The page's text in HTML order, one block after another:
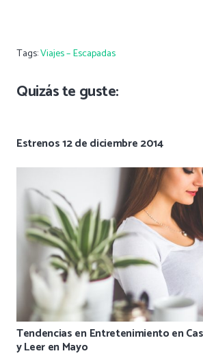
Tags:Viajes – Escapadas
Quizás te guste:
Estrenos 12 de diciembre 2014
Tendencias en Entretenimiento en
y Leer en Mayo